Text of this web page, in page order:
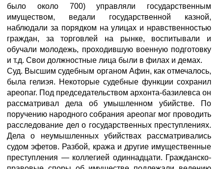
было около 700) управляли государственным
имуществом, ведали государственной казной,
наблюдали за порядком на улицах и нравственностью
граждан, за торговлей на рынке, воспитывали и
обучали молодежь, проходившую военную подготовку
и т.д. Свои должностные лица были в филах и демах.
Суд. Высшим судебным органом Афин, как отмечалось,
была гелиэя. Некоторые судебные функции сохранил
ареопаг. Под председательством архонта-базилевса он
рассматривал дела об умышленном убийстве. По
поручению народного собрания ареопаг мог проводить
расследование дел о государственных преступлениях.
Дела о неумышленных убийствах рассматривались
судом эфетов. Разбой, кража и другие имущественные
преступления — коллегией одиннадцати. Гражданско-